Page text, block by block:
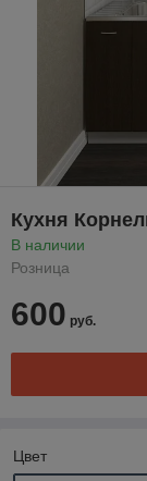
Кухня
В наличии
Розница
600 руб.
Цвет